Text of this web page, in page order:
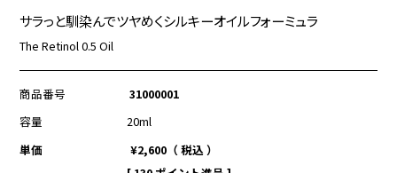
サラっと馴染んでツヤめくシルキーオイルフォーミュラ
The Retinol 0.5 Oil
商品番号
31000001
容量
20ml
単価
¥2,600
税込